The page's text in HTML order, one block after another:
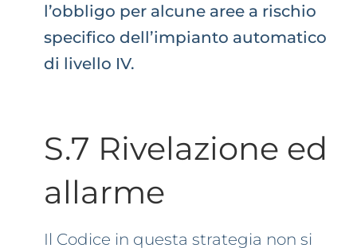
l’obbligo per alcune aree a rischio
specifico dell’impianto automatico
di livello IV.
S.7 Rivelazione ed
allarme
Il Codice in questa strategia non si